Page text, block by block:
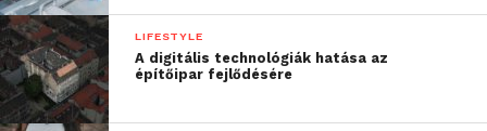
LIFESTYLE
A digitális technológiák hatása az
építőipar fejlődésére